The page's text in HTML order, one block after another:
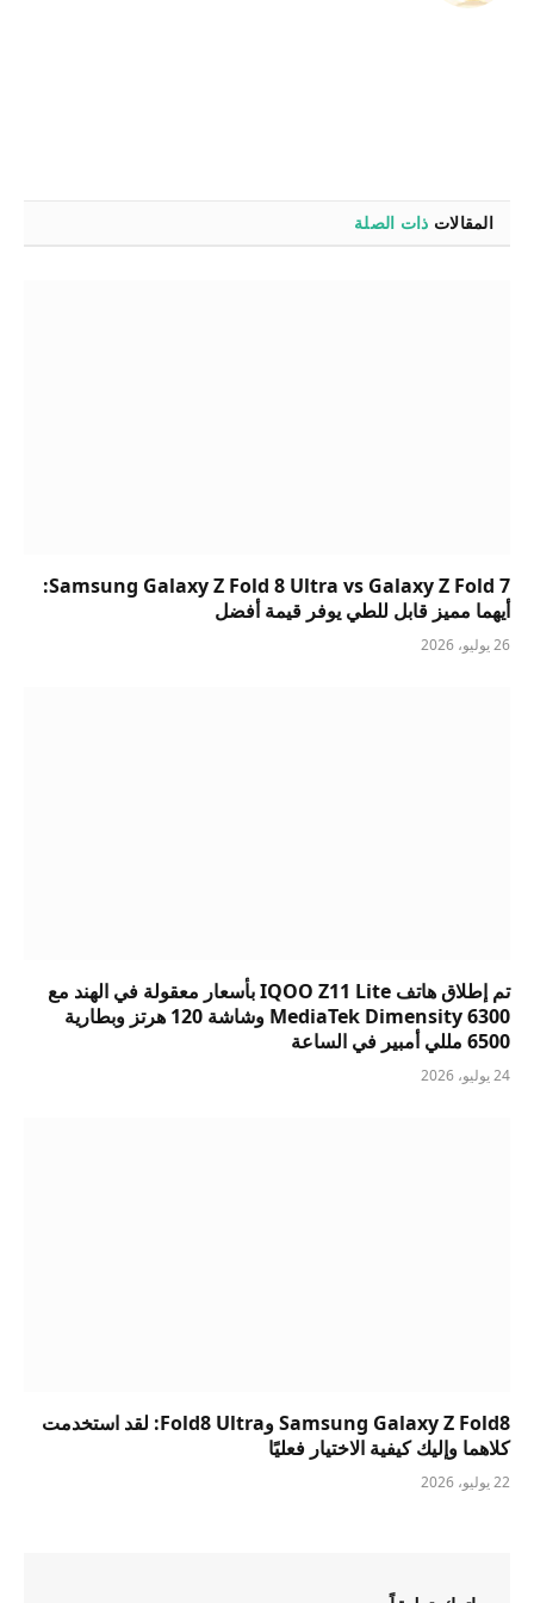
المقالات ذات الصلة
Samsung Galaxy Z Fold 8 Ultra vs Galaxy Z Fold 7:
أيهما مميز قابل للطي يوفر قيمة أفضل
26 يوليو، 2026
تم إطلاق هاتف IQOO Z11 Lite بأسعار معقولة في الهند مع
MediaTek Dimensity 6300 وشاشة 120 هرتز وبطارية
6500 مللي أمبير في الساعة
24 يوليو، 2026
Samsung Galaxy Z Fold8 وFold8 Ultra: لقد استخدمت
كلاهما وإليك كيفية الاختيار فعليًا
22 يوليو، 2026